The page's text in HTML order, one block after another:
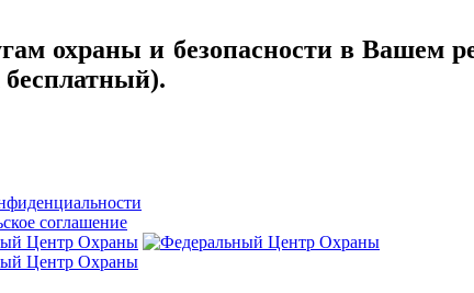
охраны и безопасности в Вашем
бесплатный).
соглашение